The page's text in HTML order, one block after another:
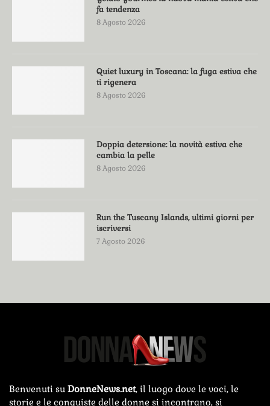
fa tendenza
8 Agosto 2026
Quiet luxury in Toscana: la fuga estiva che
ti rigenera
8 Agosto 2026
Doppia detersione: la novità estiva che
cambia la pelle
8 Agosto 2026
Run the Tuscany Islands, ultimi giorni per
iscriversi
7 Agosto 2026
Benvenuti su DonneNews.net, il luogo dove le voci, le
storie e le conquiste delle donne si incontrano, si